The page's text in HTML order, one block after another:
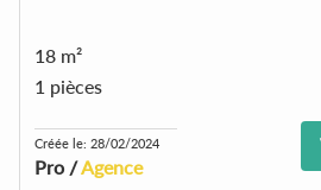
18 m²
1 pièces
Créée le: 28/02/2024
Pro /Agence